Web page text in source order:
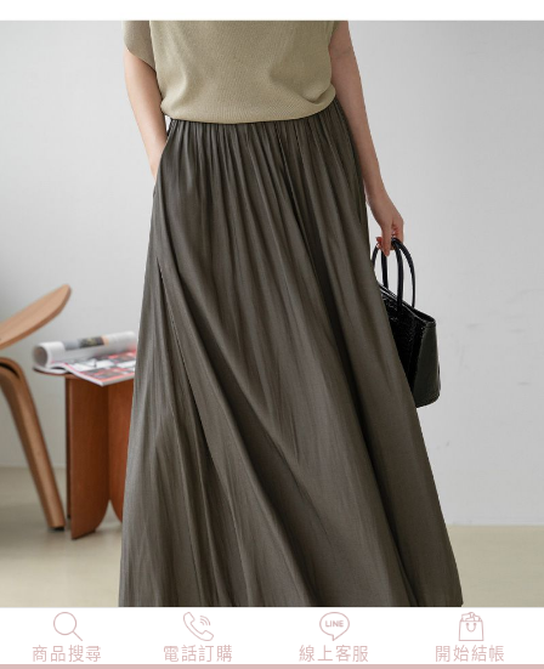
商品搜尋 電話訂購 線上客服 開始結帳
NEW 店長精選 TOP100 小編穿搭